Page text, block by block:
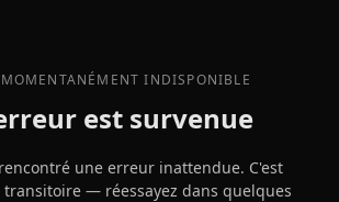
INDISPONIBLE
est survenue
une erreur inattendue. C'est
— réessayez dans quelques